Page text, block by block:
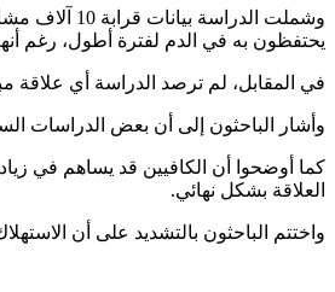
وشملت الدراسة بيانات قرابة 10 آلاف مشارك، مع التركيز على اختلافات جينية مرتبطة بسرعة استقلاب الكافيين، خصوصًا جينَي
يحتفظون به في الدم لفترة أطول، رغم
في المقابل، لم ترصد الدراسة أي علاقة
وأشار الباحثون إلى أن بعض الدراسات
كما أوضحوا أن الكافيين قد يساهم في
العلاقة بشكل نهائي.
واختتم الباحثون بالتشديد على أن